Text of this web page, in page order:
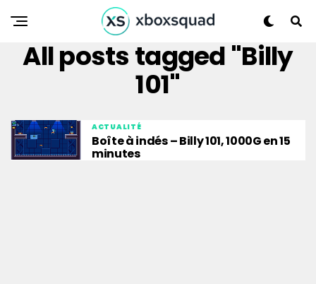
All posts tagged "Billy
101"
ACTUALITÉ
Boîte à indés – Billy 101, 1000G en 15
minutes